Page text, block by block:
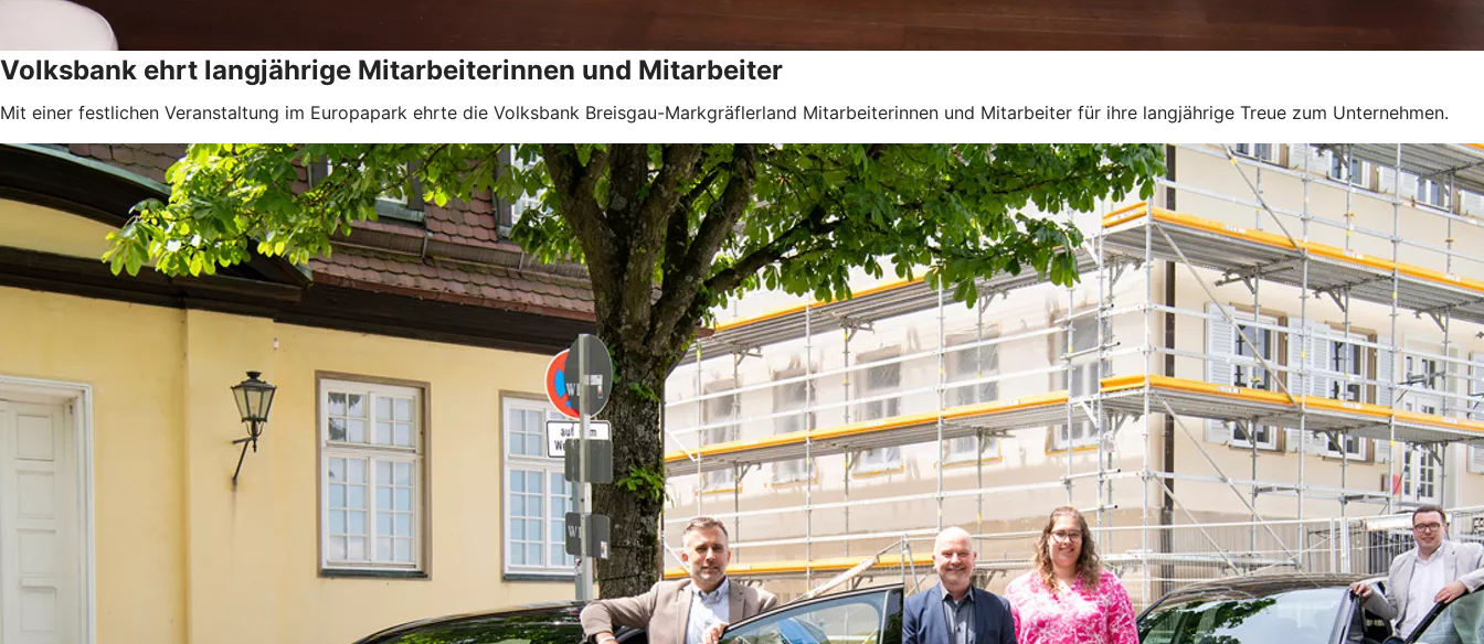
Volksbank ehrt langjährige Mitarbeiterinnen und Mitarbeiter
Mit einer festlichen Veranstaltung im Europapark ehrte die Volksbank Breisgau-Markgräflerland Mitarbeiterinnen und Mitarbeiter für ihre langjährige Treue zum Unternehmen.